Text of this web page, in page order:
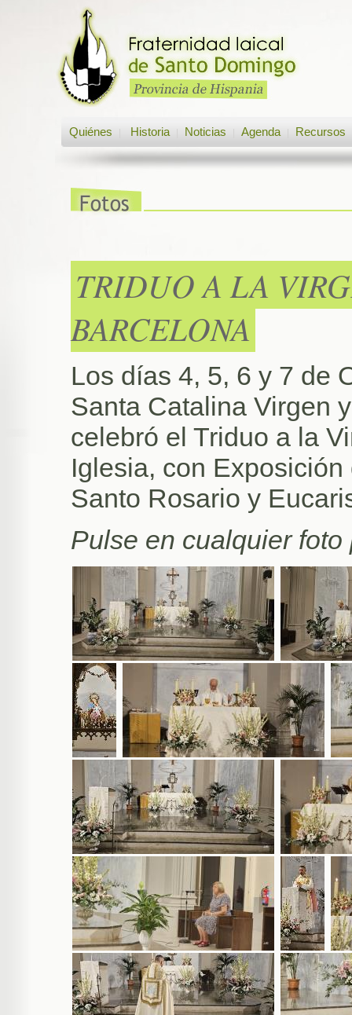
Quiénes Historia Noticias Agenda Recursos
TRIDUO A LA
BARCELONA
Los días 4, 5, 6 y 7 de
Santa Catalina Virgen
celebró el Triduo a la
Iglesia, con
Santo Rosario y
Pulse en cualquier